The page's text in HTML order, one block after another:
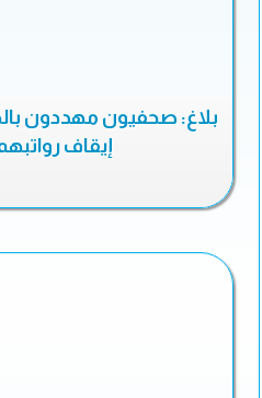
بلاغ: صحفيون مهددون
إيقاف